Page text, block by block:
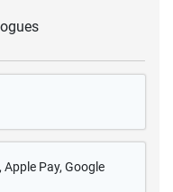
, Apple Pay, Google